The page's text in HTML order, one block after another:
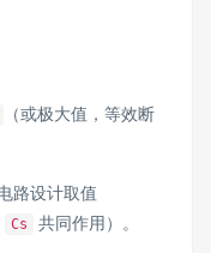
（或极大值，等效断
路设计取值
Cs 共同作用）。